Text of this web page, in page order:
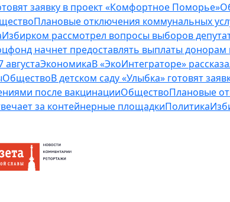
заявку в проект «Комфортное Поморье»
Плановые отключения коммунальных
Избирком рассмотрел вопросы выборов
начнет предоставлять выплаты
ЭкономикаВ «ЭкоИнтеграторе»
ОбществоВ детском саду «Улыбка» готовят
после вакцинацииОбществоПлановые
за контейнерные площадкиПолитика